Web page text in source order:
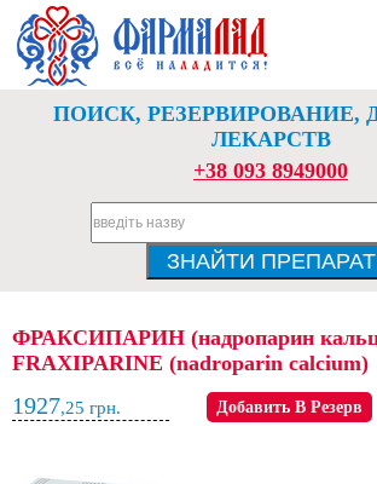
ПОИСК, РЕЗЕРВИРОВАНИЕ,
ЛЕКАРСТВ
+38 093 8949000
ФРАКСИПАРИН (надропарин
FRAXIPARINE (nadroparin calcium)
1927,25 грн. Добавить В Резерв